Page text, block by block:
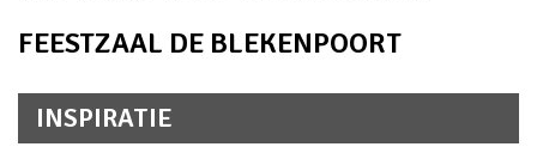
FEESTZAAL DE BLEKENPOORT
INSPIRATIE